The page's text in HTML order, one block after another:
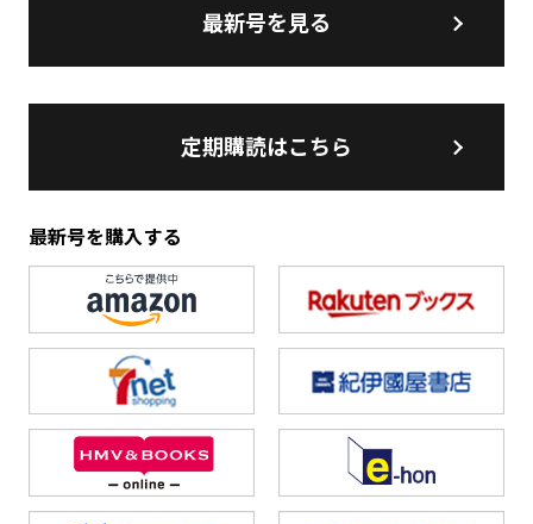
最新号を見る
定期購読はこちら
最新号を購入する